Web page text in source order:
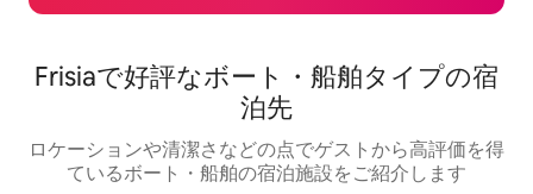
Frisiaで好評なボート・船舶タイプの宿
泊先
ロケーションや清潔さなどの点でゲストから高評価を得
ているボート・船舶の宿泊施設をご紹介します